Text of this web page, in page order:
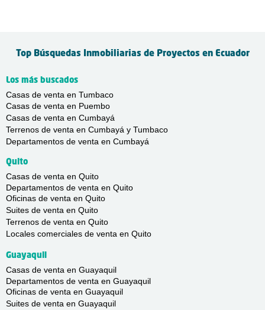
Top Búsquedas Inmobiliarias de Proyectos en Ecuador
Los más buscados
Casas de venta en Tumbaco
Casas de venta en Puembo
Casas de venta en Cumbayá
Terrenos de venta en Cumbayá y Tumbaco
Departamentos de venta en Cumbayá
Quito
Casas de venta en Quito
Departamentos de venta en Quito
Oficinas de venta en Quito
Suites de venta en Quito
Terrenos de venta en Quito
Locales comerciales de venta en Quito
Guayaquil
Casas de venta en Guayaquil
Departamentos de venta en Guayaquil
Oficinas de venta en Guayaquil
Suites de venta en Guayaquil